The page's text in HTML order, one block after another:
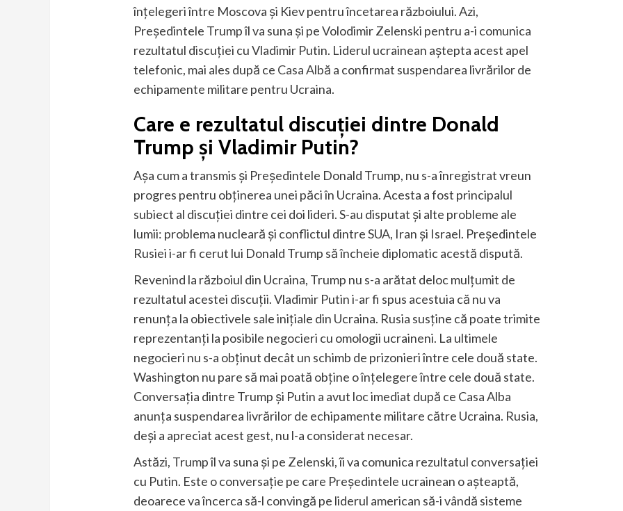
înțelegeri între Moscova și Kiev pentru încetarea războiului. Azi,
Președintele Trump îl va suna și pe Volodimir Zelenski pentru a-i comunica
rezultatul discuției cu Vladimir Putin. Liderul ucrainean aștepta acest apel
telefonic, mai ales după ce Casa Albă a confirmat suspendarea livrărilor de
echipamente militare pentru Ucraina.
Care e rezultatul discuției dintre Donald
Trump și Vladimir Putin?
Așa cum a transmis și Președintele Donald Trump, nu s-a înregistrat vreun
progres pentru obținerea unei păci în Ucraina. Acesta a fost principalul
subiect al discuției dintre cei doi lideri. S-au disputat și alte probleme ale
lumii: problema nucleară și conflictul dintre SUA, Iran și Israel. Președintele
Rusiei i-ar fi cerut lui Donald Trump să încheie diplomatic acestă dispută.
Revenind la războiul din Ucraina, Trump nu s-a arătat deloc mulțumit de
rezultatul acestei discuții. Vladimir Putin i-ar fi spus acestuia că nu va
renunța la obiectivele sale inițiale din Ucraina. Rusia susține că poate trimite
reprezentanți la posibile negocieri cu omologii ucraineni. La ultimele
negocieri nu s-a obținut decât un schimb de prizonieri între cele două state.
Washington nu pare să mai poată obține o înțelegere între cele două state.
Conversația dintre Trump și Putin a avut loc imediat după ce Casa Alba
anunța suspendarea livrărilor de echipamente militare către Ucraina. Rusia,
deși a apreciat acest gest, nu l-a considerat necesar.
Astăzi, Trump îl va suna și pe Zelenski, îi va comunica rezultatul conversației
cu Putin. Este o conversație pe care Președintele ucrainean o așteaptă,
deoarece va încerca să-l convingă pe liderul american să-i vândă sisteme